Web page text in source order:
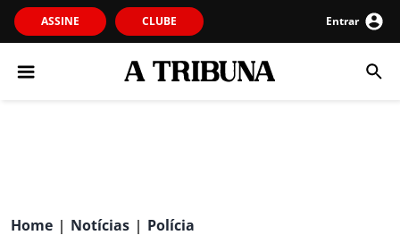
ASSINE CLUBE Entrar
Home | Notícias | Polícia